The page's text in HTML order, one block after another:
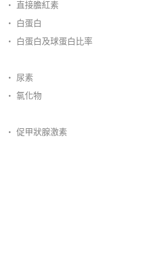
‧ 直接膽紅素
‧ 白蛋白
‧ 白蛋白及球蛋白比率
‧ 尿素
‧ 氯化物
‧ 促甲狀腺激素